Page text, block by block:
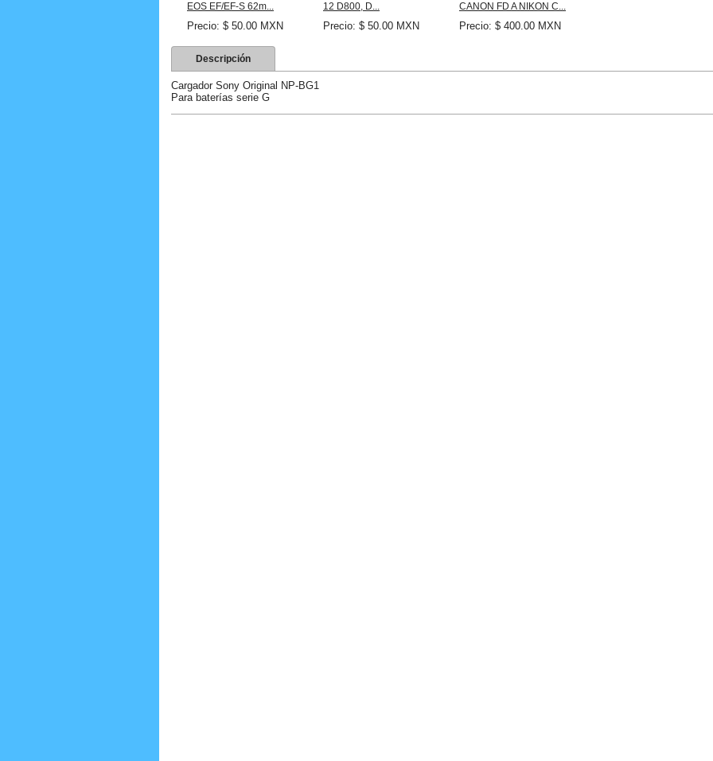
EOS EF/EF-S 62m...
Precio: $ 50.00 MXN
12 D800, D...
Precio: $ 50.00 MXN
CANON FD A NIKON C...
Precio: $ 400.00 MXN
Descripción
Cargador Sony Original NP-BG1
Para baterías serie G